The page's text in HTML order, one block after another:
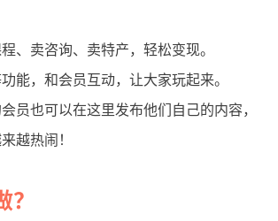
、卖咨询、卖特产，轻松变现。
能，和会员互动，让大家玩起来。
员也可以在这里发布他们自己的内容，
越热闹！